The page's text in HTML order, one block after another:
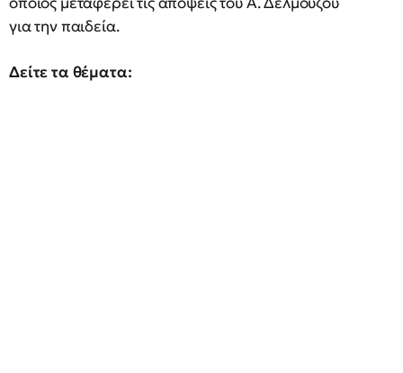
για την παιδεία.
Δείτε τα θέματα: